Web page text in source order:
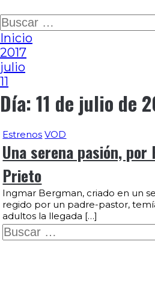
Ir
al
contenido
Buscar:
Inicio
2017
julio
11
Día:11 de julio de
Estrenos VOD
Una serena pasión, por
Prieto
Ingmar Bergman, criado en un
regido por un padre-pastor,
adultos la llegada […]
Buscar: